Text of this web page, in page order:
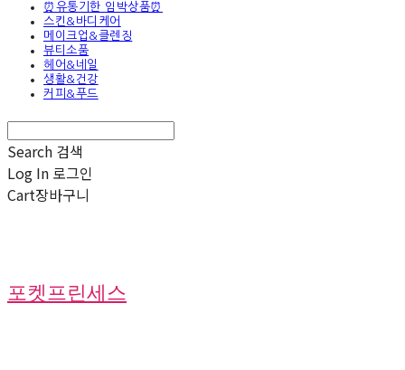
⏰유통기한 임박상품⏰
스킨&바디케어
메이크업&클렌징
뷰티소품
헤어&네일
생활&건강
커피&푸드
Search 검색
Log In 로그인
Cart장바구니
포켓프린세스